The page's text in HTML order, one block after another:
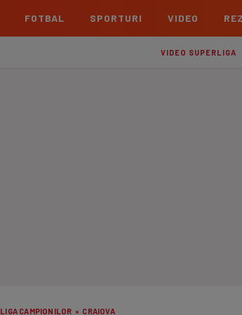
FOTBAL SPORTURI VIDEO
VIDEO SUPERLIGA
LIGA CAMPIONILOR » CRAIOVA